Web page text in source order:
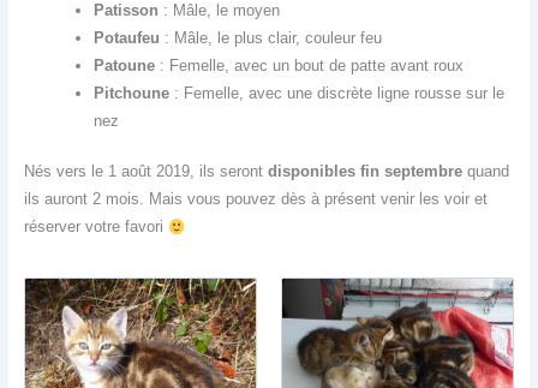
Patisson : Mâle, le moyen
Potaufeu : Mâle, le plus clair, couleur feu
Patoune: Femelle, avec un bout de patte avant roux
Pitchoune: Femelle, avec une discrète ligne rousse sur le
nez
Nés vers le 1 août 2019, ils seront disponibles fin septembrequand
ils auront 2 mois. Mais vous pouvez dès à présent venir les voir et
réserver votre favori